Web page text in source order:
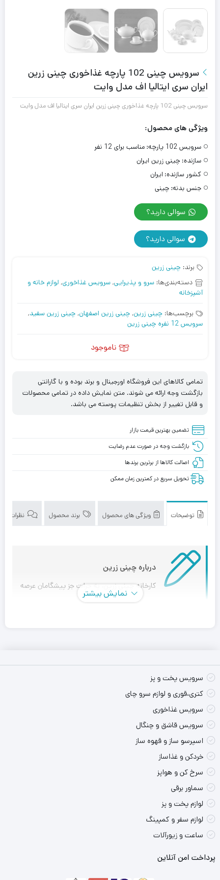
سرویس چینی 102 پارچه غذاخوری چینی زرین
ایران سری ایتالیا اف مدل وایت
سرویس چینی 102 پارچه غذاخوری چینی زرین ایران سری ایتالیا اف مدل وایت
ویژگی های محصول:
سرویس 102 پارچه:
مناسب برای 12 نفر
سازنده: چینی زرین ایران
کشور سازنده: ایران
جنس بدنه: چینی
سوالی دارید؟
سوالی دارید؟
برند: چینی زرین
دسته‌بندی‌ها: سرو و پذیرایی, سرویس غذاخوری, لوازم خانه و
آشپزخانه
برچسب‌ها: چینی زرین, چینی زرین اصفهان, چینی زرین سفید,
سرویس 12 نفره چینی زرین
ناموجود
تمامی کالاهای این فروشگاه اورجینال و برند بوده و با گارانتی
بازگشت وجه ارائه می شوند. متن نمایش داده در تمامی محصولات
و قابل تغییر از بخش تنظیمات پوسته می باشد.
تضمین بهترین قیمت بازار
بازگشت وجه در صورت عدم رضایت
اصالت کالاها از برترین برندها
تحویل سریع در کمترین زمان ممکن
توضیحات ویژگی های محصول برند محصول نظرات (0)
درباره چینی زرین
کارخانه چینی زرین، به جرات جز پیشگامان عرصه
بررسی ایده های صاحب نظران امر، به طراحی ، تولید و ارتقای
محصولات خود می اندیشد. این شرکت با پیاده سازی و توسعه
مدرنترین خط مکانیزه از آلمان همگام با تولید کننده های برتر
دنیا، محصولات خود را به تمام جهان صادر می کند. این شرکت
باشد.
ایتالیا اف مدل وایت
سرویس 12 نفره چینی زرین مدل وایت با طراحی ساده خود نگاه هر
بیننده ای را به خود جلب می کند. این سرویس برای میهمانی های دور
نمایش بیشتر
سرویس پخت و پز
کتری،قوری و لوازم سرو چای
سرویس غذاخوری
سرویس قاشق و چنگال
اسپرسو ساز و قهوه ساز
خردکن و غذاساز
سرخ کن و هواپز
سماور برقی
لوازم پخت و پز
لوازم سفر و کمپینگ
ساعت و زیورآلات
پرداخت امن آنلاین